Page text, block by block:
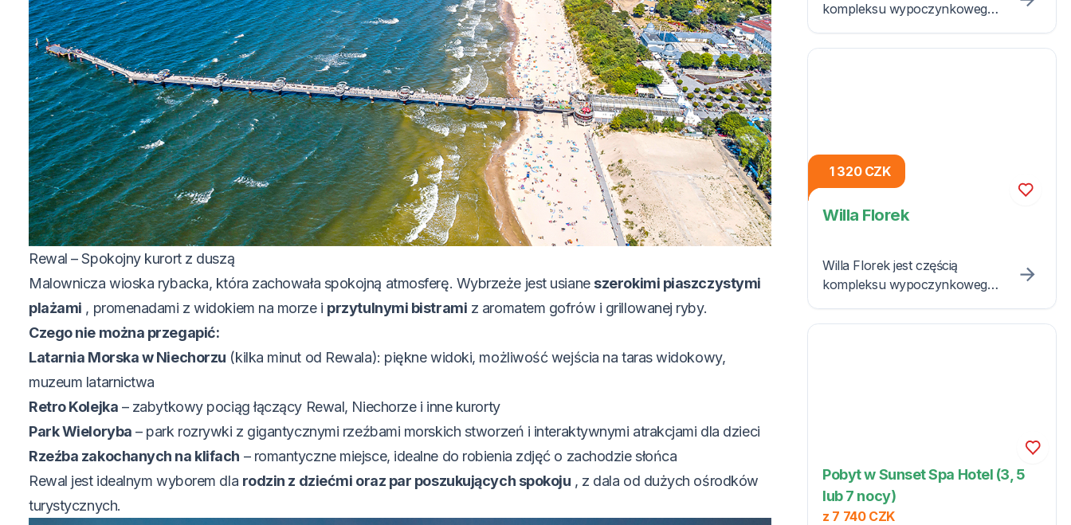
Rewal – Spokojny kurort z duszą
Malownicza wioska rybacka, która zachowała spokojną atmosferę. Wybrzeże jest usiane szerokimi piaszczystymi
plażami , promenadami z widokiem na morze i przytulnymi bistrami z aromatem gofrów i grillowanej ryby.
Czego nie można przegapić:
Latarnia Morska w Niechorzu (kilka minut od Rewala): piękne widoki, możliwość wejścia na taras widokowy,
muzeum latarnictwa
Retro Kolejka – zabytkowy pociąg łączący Rewal, Niechorze i inne kurorty
Park Wieloryba – park rozrywki z gigantycznymi rzeźbami morskich stworzeń i interaktywnymi atrakcjami dla dzieci
Rzeźba zakochanych na klifach – romantyczne miejsce, idealne do robienia zdjęć o zachodzie słońca
Rewal jest idealnym wyborem dla rodzin z dziećmi oraz par poszukujących spokoju , z dala od dużych ośrodków
turystycznych.
kompleksu wypoczynkowego
którym do dyspozycji Gości jest
1 320 CZK
Willa Florek
Willa Florek jest częścią
kompleksu wypoczynkowego
ma blisko dwudziestoletnią
Pobyt w Sunset Spa Hotel (3, 5
lub 7 nocy)
z 7 740 CZK